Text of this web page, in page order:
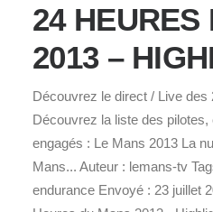
24 HEURES
2013 –
Découvrez le direct / Live des
Découvrez la liste des pilotes,
engagés : Le Mans 2013 La
Mans... Auteur : lemans-tv
endurance Envoyé : 23 juillet